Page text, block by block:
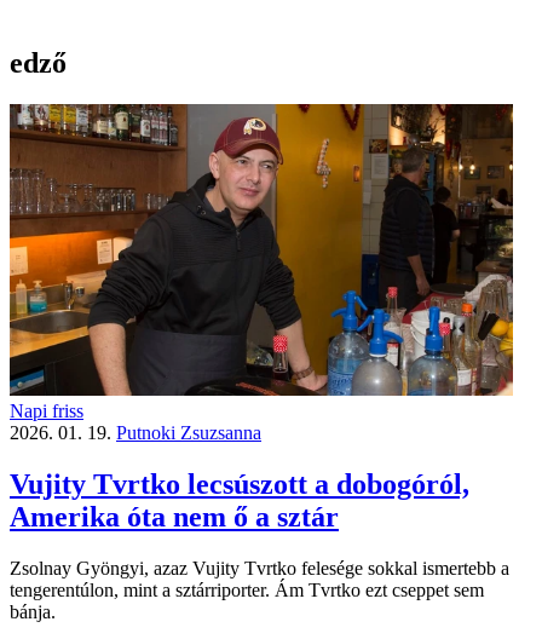
edző
Napi friss
2026. 01. 19. Putnoki Zsuzsanna
Vujity Tvrtko lecsúszott a dobogóról,
Amerika óta nem ő a sztár
Zsolnay Gyöngyi, azaz Vujity Tvrtko felesége sokkal ismertebb a
tengerentúlon, mint a sztárriporter. Ám Tvrtko ezt cseppet sem
bánja.